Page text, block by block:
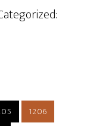
1206